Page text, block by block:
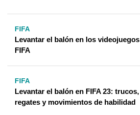
FIFA
Levantar el balón en los videojuegos
FIFA
FIFA
Levantar el balón en FIFA 23: trucos,
regates y movimientos de habilidad